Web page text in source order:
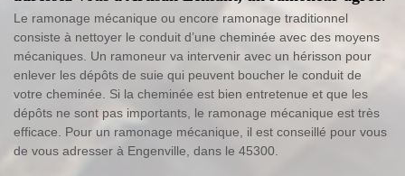
Le ramonage mécanique ou encore ramonage traditionnel
consiste à nettoyer le conduit d’une cheminée avec des moyens
mécaniques. Un ramoneur va intervenir avec un hérisson pour
enlever les dépôts de suie qui peuvent boucher le conduit de
votre cheminée. Si la cheminée est bien entretenue et que les
dépôts ne sont pas importants, le ramonage mécanique est très
efficace. Pour un ramonage mécanique, il est conseillé pour vous
de vous adresser à Engenville, dans le 45300.